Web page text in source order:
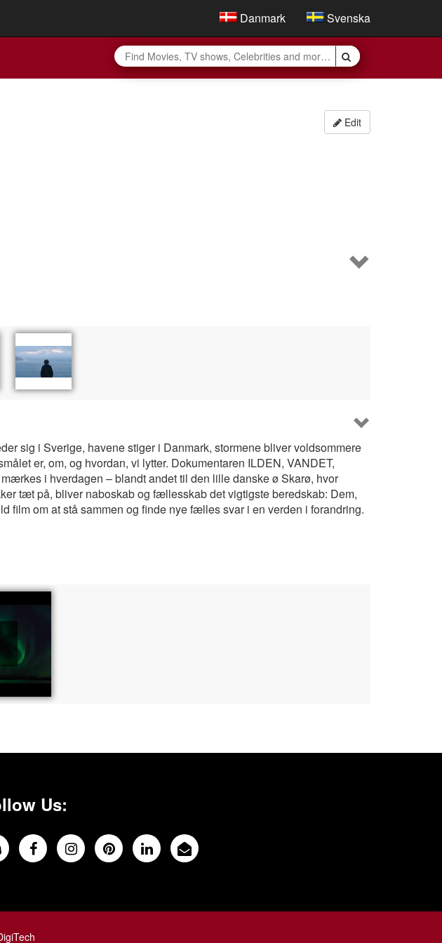
Danmark Svenska
Edit
sig i Sverige, havene stiger i Danmark, stormene bliver voldsommere
er, om, og hvordan, vi lytter. Dokumentaren ILDEN, VANDET,
i hverdagen – blandt andet til den lille danske ø Skarø, hvor
tæt på, bliver naboskab og fællesskab det vigtigste beredskab: Dem,
om at stå sammen og finde nye fælles svar i en verden i forandring.
Us: